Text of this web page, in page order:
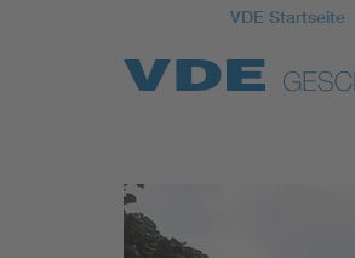
VDE Startseite
Top Themen